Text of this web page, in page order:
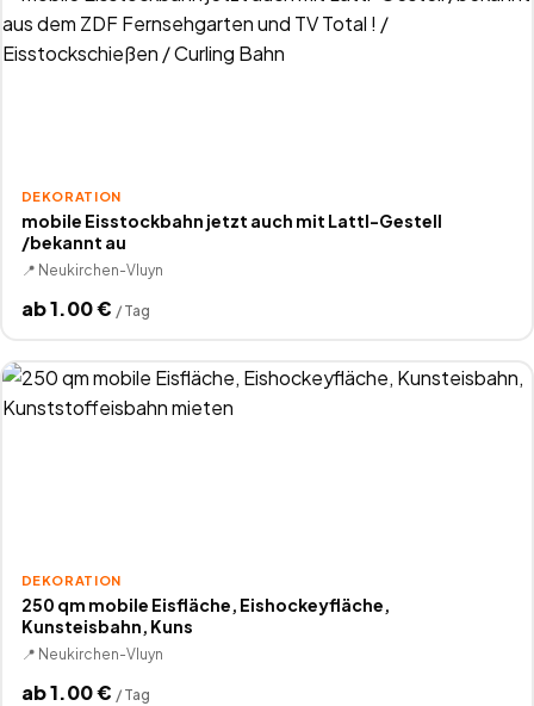
DEKORATION
mobile Eisstockbahn jetzt auch mit Lattl-Gestell
/bekannt au
📍 Neukirchen-Vluyn
ab1.00€ / Tag
DEKORATION
250 qm mobile Eisfläche, Eishockeyfläche,
Kunsteisbahn, Kuns
📍 Neukirchen-Vluyn
ab1.00€ / Tag